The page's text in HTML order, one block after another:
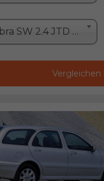
Lancia Lybra SW 2.4 JTD (136PS)
Vergleichen